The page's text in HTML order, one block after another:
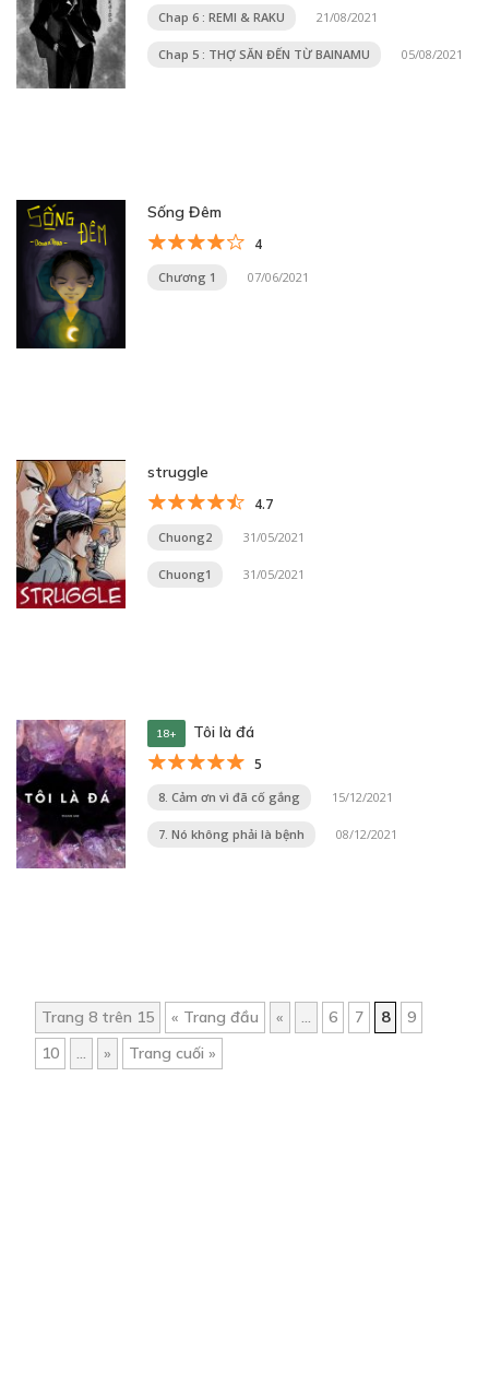
Chap 6 : REMI & RAKU 21/08/2021
Chap 5 : THỢ SĂN ĐẾN TỪ BAINAMU 05/08/2021
Sống Đêm
4
Chương 1 07/06/2021
struggle
4.7
Chuong2 31/05/2021
Chuong1 31/05/2021
18+ Tôi là đá
5
8. Cảm ơn vì đã cố gắng 15/12/2021
7. Nó không phải là bệnh 08/12/2021
Trang 8 trên 15 « Trang đầu « ... 6 7 8
9
10
... » Trang cuối »